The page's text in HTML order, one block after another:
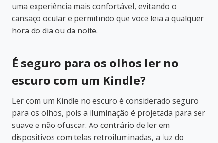
uma experiência mais confortável, evitando o
cansaço ocular e permitindo que você leia a qualquer
hora do dia ou da noite.
É seguro para os olhos ler no
escuro com um Kindle?
Ler com um Kindle no escuro é considerado seguro
para os olhos, pois a iluminação é projetada para ser
suave e não ofuscar. Ao contrário de ler em
dispositivos com telas retroiluminadas, a luz do